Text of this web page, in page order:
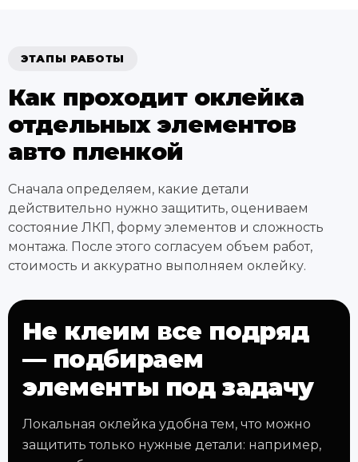
ЭТАПЫ РАБОТЫ
Как проходит оклейка
отдельных элементов
авто пленкой
Сначала определяем, какие детали
действительно нужно защитить, оцениваем
состояние ЛКП, форму элементов и сложность
монтажа. После этого согласуем объем работ,
стоимость и аккуратно выполняем оклейку.
Не клеим все подряд
— подбираем
элементы под задачу
Локальная оклейка удобна тем, что можно
защитить только нужные детали: например,